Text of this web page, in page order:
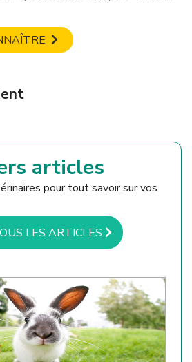
articles
pour tout savoir sur vos
LES ARTICLES